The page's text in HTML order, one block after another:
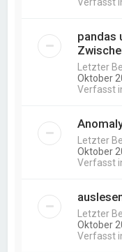
pandas
Letzter
Oktober
Verfasst
Letzter
Oktober
Verfasst
Letzter
Oktober
Verfasst